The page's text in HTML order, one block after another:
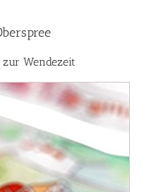
Wendezeit